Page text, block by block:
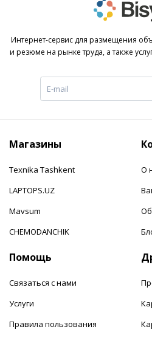
Интернет-сервис для размещения
и резюме на рынке труда, а также
Магазины
Texnika Tashkent
LAPTOPS.UZ
Mavsum
CHEMODANCHIK
О
Помощь
Связаться с нами
Услуги
Правила пользования